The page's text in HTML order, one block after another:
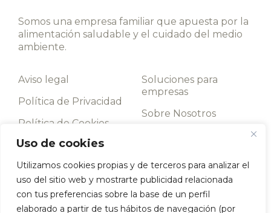
Uso de cookies
Utilizamos cookies propias y de terceros para analizar el
uso del sitio web y mostrarte publicidad relacionada
con tus preferencias sobre la base de un perfil
elaborado a partir de tus hábitos de navegación (por
Somos una empresa familiar que apuesta por la
alimentación saludable y el cuidado del medio
ambiente.
Aviso legal
Política de Privacidad
Política de Cookies
Términos y
Soluciones para
empresas
Sobre Nosotros
Llámanos
952 198 093